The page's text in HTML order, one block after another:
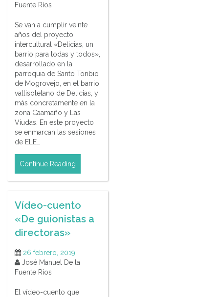
Fuente Ríos
Se van a cumplir veinte
años del proyecto
intercultural «Delicias, un
barrio para todas y todos»,
desarrollado en la
parroquia de Santo Toribio
de Mogrovejo, en el barrio
vallisoletano de Delicias, y
más concretamente en la
zona Caamaño y Las
Viudas. En este proyecto
se enmarcan las sesiones
de ELE…
Continue Reading
Vídeo-cuento
«De guionistas a
directoras»
26 febrero, 2019
José Manuel De la
Fuente Ríos
El vídeo-cuento que